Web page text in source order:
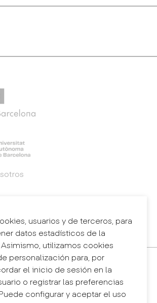
usuarios y de terceros, para
datos estadísticos de la
utilizamos cookies
personalización para, por
el inicio de sesión en la
o registrar las preferencias
configurar y aceptar el uso
de información (canal de